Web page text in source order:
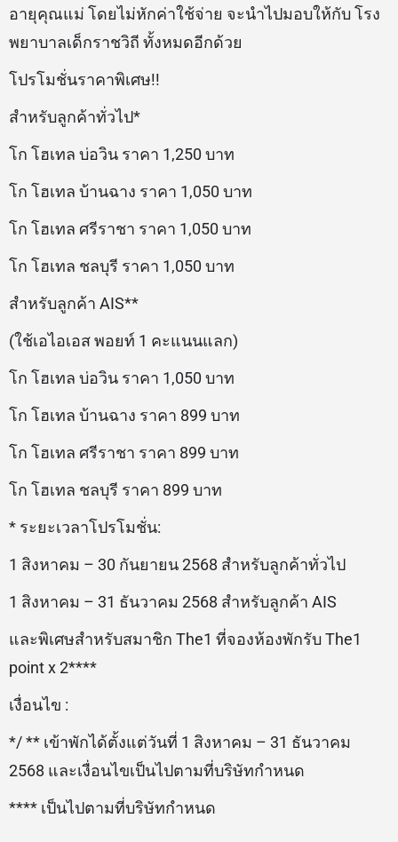
อายุคุณแม่ โดยไม่หักค่าใช้จ่าย จะนำไปมอบให้กับ โรง
พยาบาลเด็กราชวิถี ทั้งหมดอีกด้วย
โปรโมชั่นราคาพิเศษ!!
สำหรับลูกค้าทั่วไป*
โก โฮเทล บ่อวิน ราคา 1,250 บาท
โก โฮเทล บ้านฉาง ราคา 1,050 บาท
โก โฮเทล ศรีราชา ราคา 1,050 บาท
โก โฮเทล ชลบุรี ราคา 1,050 บาท
สำหรับลูกค้า AIS**
(ใช้เอไอเอส พอยท์ 1 คะแนนแลก)
โก โฮเทล บ่อวิน ราคา 1,050 บาท
โก โฮเทล บ้านฉาง ราคา 899 บาท
โก โฮเทล ศรีราชา ราคา 899 บาท
โก โฮเทล ชลบุรี ราคา 899 บาท
* ระยะเวลาโปรโมชั่น:
1 สิงหาคม – 30 กันยายน 2568 สำหรับลูกค้าทั่วไป
1 สิงหาคม – 31 ธันวาคม 2568 สำหรับลูกค้า AIS
และพิเศษสำหรับสมาชิก The1 ที่จองห้องพักรับ The1
point x 2****
เงื่อนไข :
*/ ** เข้าพักได้ตั้งแต่วันที่ 1 สิงหาคม – 31 ธันวาคม
2568 และเงื่อนไขเป็นไปตามที่บริษัทกำหนด
**** เป็นไปตามที่บริษัทกำหนด